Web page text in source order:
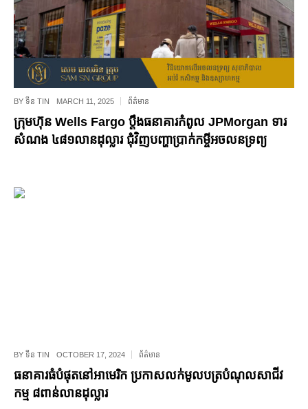
BY ទីន TIN MARCH 11, 2025 ព័ត៌មាន
ក្រុមហ៊ុន Wells Fargo ប្ដឹងធនាគារកំពូល JPMorgan ទារ
សំណង ៤៨១លានដុល្លារ ជុំវិញបញ្ហាប្រាក់កម្ចីអចលនទ្រព្យ
BY ទីន TIN OCTOBER 17, 2024 ព័ត៌មាន
ធនាគារធំបំផុតនៅអាមេរិក ប្រកាសលក់មូលបត្របំណុលសាជីវ
កម្ម ៨ពាន់លានដុល្លារ